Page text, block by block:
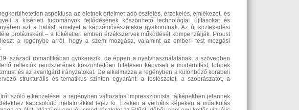
aspektusa az életnek értelmet adó észlelés, érzékelés, emlékezet, és
a kísérleti tudományok fejlődésének köszönhető technológiai újításokat és
azt a hatást, amelyet a képzőművészetekre gyakorolnak. Az új közlekedési
protézisként ‒ a tökéletlen emberi érzékszervek működését kompenzálják. Proust
a regénybe arról, hogy a szem mozgása, valamint az emberi test mozgási
századi romantikában gyökerezik, de éppen a nyelvhasználatának, a szövegben
reflexiók rendszerének köszönhetően hitelesen képviseli a modernitást; többek
és az avantgárd irányzatokat. De alkalmazza a regényben a különböző korabeli
strukturális és tematikus szinten egyaránt: a festészetet, a szobrászatot, a
szóló elképzelései a regényben változatos impresszionista tájképekben jelennek
kapcsolódó metaforákkal fejez ki. Ezeken a verbális képeken a műalkotás